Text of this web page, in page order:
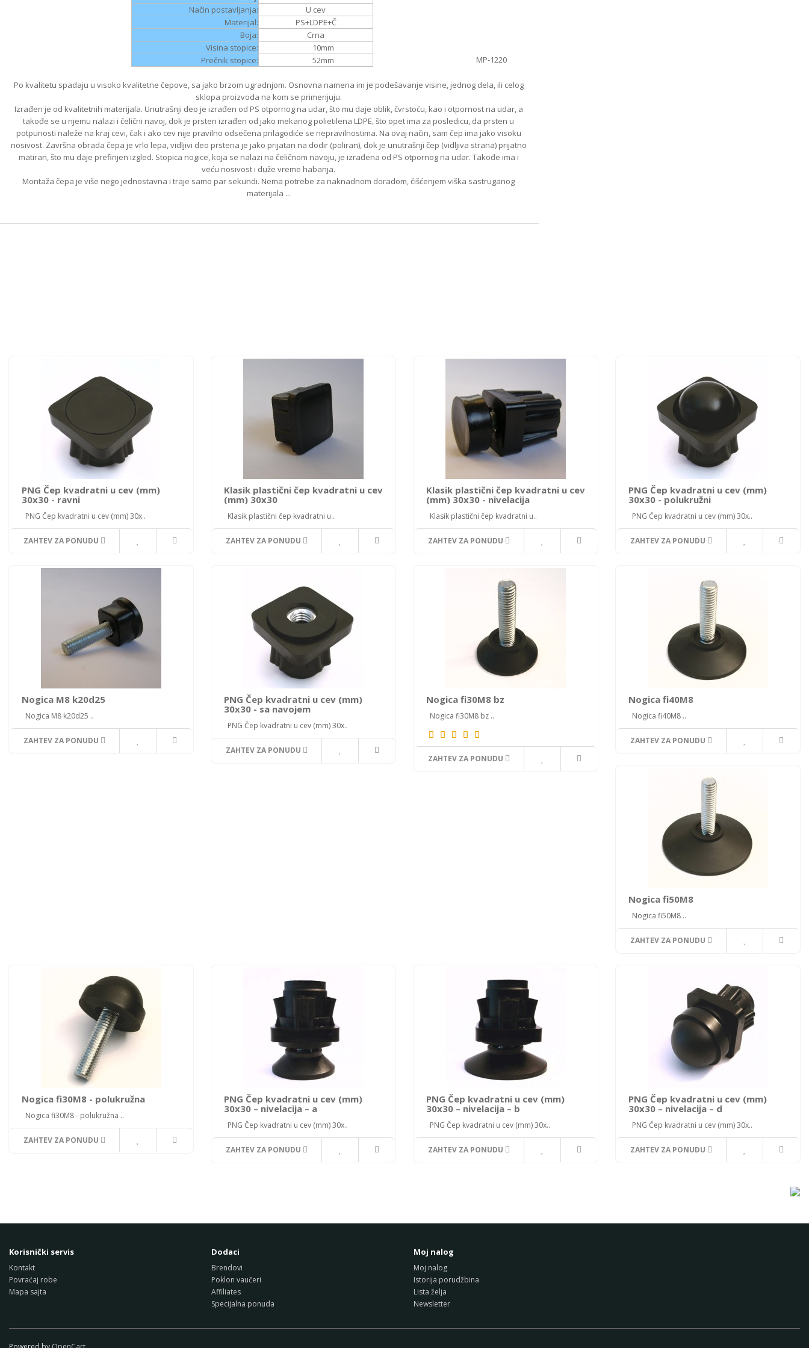
Način postavljanja:
U cev
Materijal:
PS+LDPE+Č
Boja:
Crna
Visina stopice:
10mm
Prečnik stopice:
52mm MP-1220
Po kvalitetu spadaju u visoko kvalitetne čepove, sa jako brzom ugradnjom. Osnovna namena im je podešavanje visine, jednog dela, ili celog
sklopa proizvoda na kom se primenjuju.
Izrađen je od kvalitetnih materijala. Unutrašnji deo je izrađen od PS otpornog na udar, što mu daje oblik, čvrstoću, kao i otpornost na udar, a
takođe se u njemu nalazi i čelični navoj, dok je prsten izrađen od jako mekanog polietilena LDPE, što opet ima za posledicu, da prsten u
potpunosti naleže na kraj cevi, čak i ako cev nije pravilno odsečena prilagodiće se nepravilnostima. Na ovaj način, sam čep ima jako visoku
nosivost. Završna obrada čepa je vrlo lepa, vidljivi deo prstena je jako prijatan na dodir (poliran), dok je unutrašnji čep (vidljiva strana) prijatno
matiran, što mu daje prefinjen izgled. Stopica nogice, koja se nalazi na čeličnom navoju, je izrađena od PS otpornog na udar. Takođe ima i
veću nosivost i duže vreme habanja.
Montaža čepa je više nego jednostavna i traje samo par sekundi. Nema potrebe za naknadnom doradom, čišćenjem viška sastruganog
materijala ...
PNG Čep kvadratni u cev (mm)
30x30 - ravni
PNG Čep kvadratni u cev (mm) 30x..
ZAHTEV ZA PONUDU
Klasik plastični čep kvadratni u cev
(mm) 30x30
Klasik plastični čep kvadratni u..
ZAHTEV ZA PONUDU
Klasik plastični čep kvadratni u cev
(mm) 30x30 - nivelacija
Klasik plastični čep kvadratni u..
ZAHTEV ZA PONUDU
PNG Čep kvadratni u cev (mm)
30x30 - polukružni
PNG Čep kvadratni u cev (mm) 30x..
ZAHTEV ZA PONUDU
Nogica M8 k20d25
Nogica M8 k20d25 ..
ZAHTEV ZA PONUDU
PNG Čep kvadratni u cev (mm)
30x30 - sa navojem
PNG Čep kvadratni u cev (mm) 30x..
ZAHTEV ZA PONUDU
Nogica fi30M8 bz
Nogica fi30M8 bz ..
ZAHTEV ZA PONUDU
Nogica fi40M8
Nogica fi40M8 ..
ZAHTEV ZA PONUDU
Nogica fi50M8
Nogica fi50M8 ..
ZAHTEV ZA PONUDU
Nogica fi30M8 - polukružna
Nogica fi30M8 - polukružna ..
ZAHTEV ZA PONUDU
PNG Čep kvadratni u cev (mm)
30x30 – nivelacija – a
PNG Čep kvadratni u cev (mm) 30x..
ZAHTEV ZA PONUDU
PNG Čep kvadratni u cev (mm)
30x30 – nivelacija – b
PNG Čep kvadratni u cev (mm) 30x..
ZAHTEV ZA PONUDU
PNG Čep kvadratni u cev (mm)
30x30 – nivelacija – d
PNG Čep kvadratni u cev (mm) 30x..
ZAHTEV ZA PONUDU
Korisnički servis
Kontakt
Povraćaj robe
Mapa sajta
Dodaci
Brendovi
Poklon vaučeri
Affiliates
Specijalna ponuda
Moj nalog
Moj nalog
Istorija porudžbina
Lista želja
Newsletter